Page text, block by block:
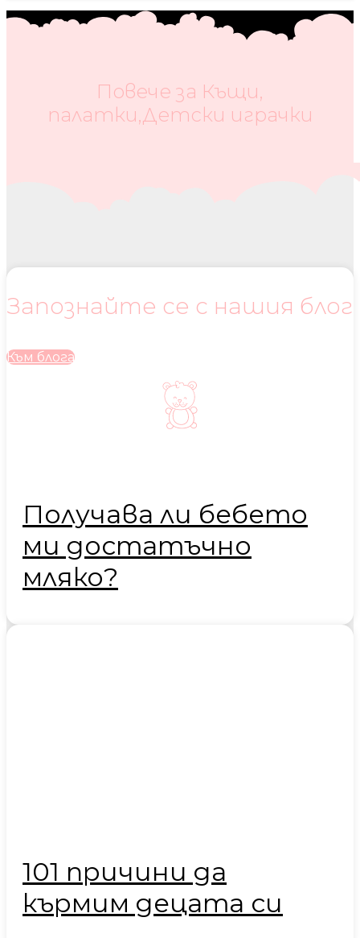
Повече за Къщи,
палатки,Детски играчки
Запознайте се с нашия блог
Към блога
Получава ли бебето
ми достатъчно
мляко?
101 причини да
кърмим децата си